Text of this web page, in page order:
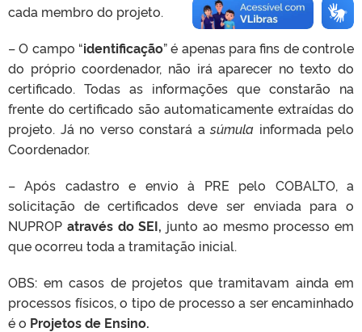
cada membro do projeto.
– O campo “identificação” é apenas para fins de controle
do próprio coordenador, não irá aparecer no texto do
certificado. Todas as informações que constarão na
frente do certificado são automaticamente extraídas do
projeto. Já no verso constará asúmula informada pelo
Coordenador.
– Após cadastro e envio à PRE pelo COBALTO, a
solicitação de certificados deve ser enviada para o
NUPROP através do SEI, junto ao mesmo processo em
que ocorreu toda a tramitação inicial.
OBS: em casos de projetos que tramitavam ainda em
processos físicos, o tipo de processo a ser encaminhado
é o Projetos de Ensino.